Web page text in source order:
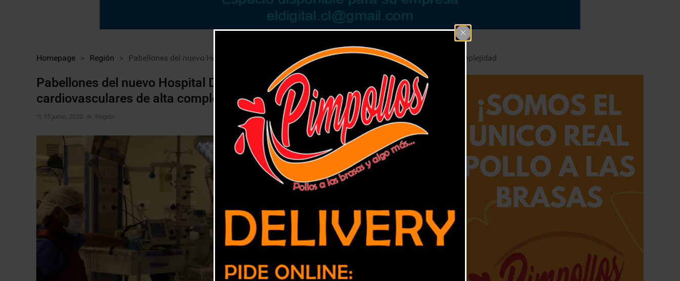
Homepage > Región > Pabellones del nuevo Hospital Dr. Gustavo Fricke acogen cirugías cardiovasculares de alta complejidad
Pabellones del nuevo Hospital Dr. Gustavo Fricke acogen cirugías
cardiovasculares de alta complejidad
15 junio, 2020 Región